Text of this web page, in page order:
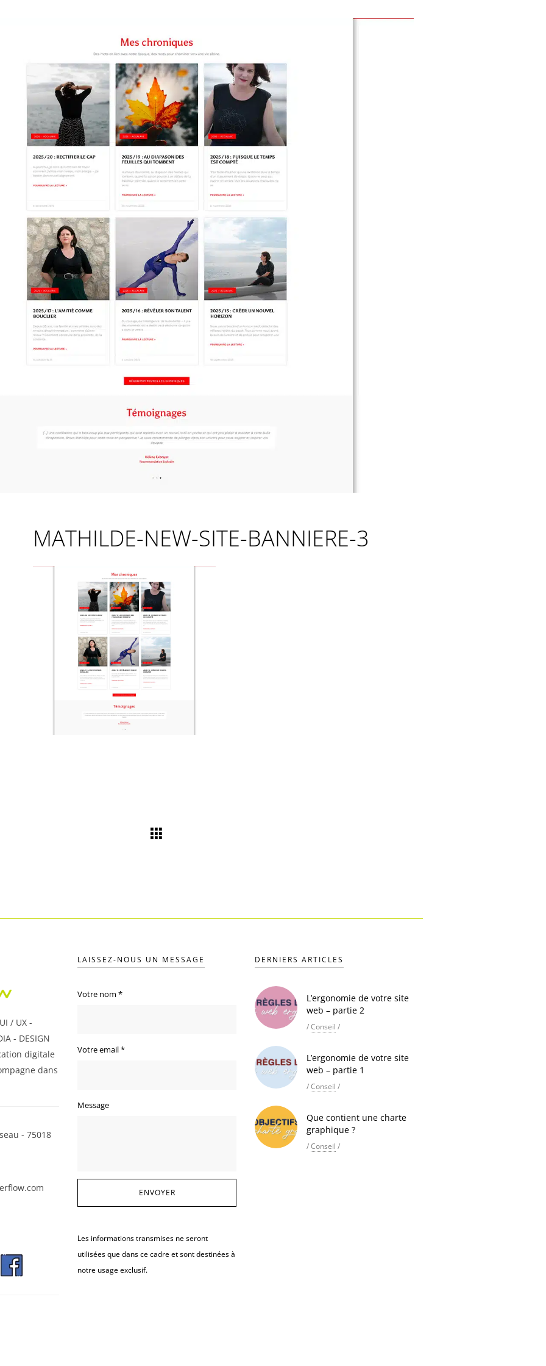
MATHILDE-NEW-SITE-BANNIERE-3
/ UX -
- DESIGN
digitale
dans
- 75018
LAISSEZ-NOUS UN MESSAGE
Votre nom *
Votre email*
Message
Les informations transmises ne seront
utilisées que dans ce cadre et sont destinées à
notre usage exclusif.
DERNIERS ARTICLES
L’ergonomie de votre site
web – partie 2
/Conseil /
L’ergonomie de votre site
web – partie 1
/Conseil /
Que contient une charte
graphique ?
/Conseil /